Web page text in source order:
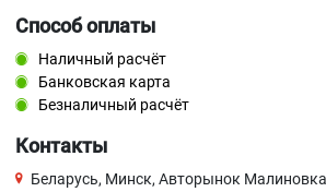
Способ оплаты
Наличный расчёт
Банковская карта
Безналичный расчёт
Контакты
Беларусь, Минск, Авторынок